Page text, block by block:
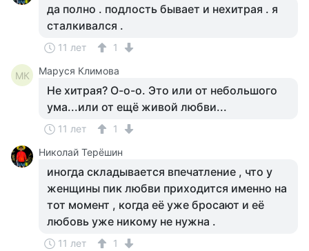
да полно . подлость бывает и нехитрая . я
сталкивался .
11 лет 1
МК Маруся Климова
Не хитрая? О-о-о. Это или от небольшого
ума...или от ещё живой любви...
11 лет
1
Николай Терёшин
иногда складывается впечатление , что у
женщины пик любви приходится именно на
тот момент , когда её уже бросают и её
любовь уже никому не нужна .
11 лет 1